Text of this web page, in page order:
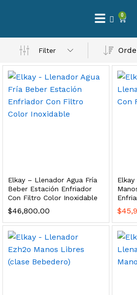
0
Filter
Elkay – Llenador Agua Fría
Beber Estación Enfriador
Con Filtro Color Inoxidable
$46,800.00 $
– Máxima Calidad En
3,900.00
al carrito
al carrito
Esterilizador UV 25 Watts 4
999.00